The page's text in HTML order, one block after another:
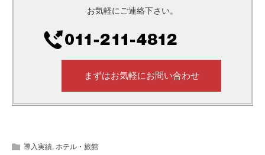
お気軽にご連絡下さい。
まずはお気軽にお問い合わせ
導入実績, ホテル・旅館